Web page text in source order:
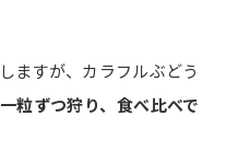
ますが、カラフルぶどう
粒ずつ狩り、食べ比べで